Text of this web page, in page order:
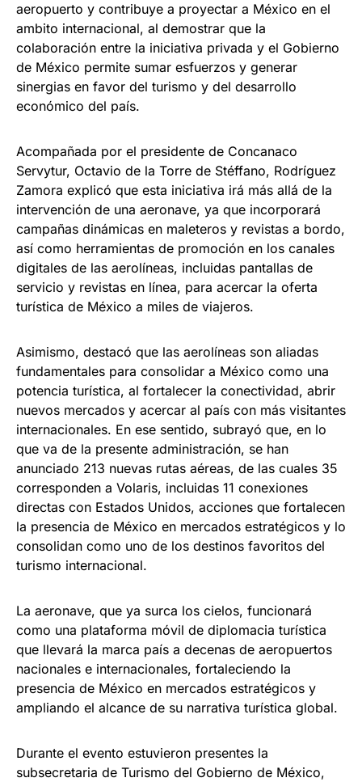
aeropuerto y contribuye a proyectar a México en el
ambito internacional, al demostrar que la
colaboración entre la iniciativa privada y el Gobierno
de México permite sumar esfuerzos y generar
sinergias en favor del turismo y del desarrollo
económico del país.
Acompañada por el presidente de Concanaco
Servytur, Octavio de la Torre de Stéffano, Rodríguez
Zamora explicó que esta iniciativa irá más allá de la
intervención de una aeronave, ya que incorporará
campañas dinámicas en maleteros y revistas a bordo,
así como herramientas de promoción en los canales
digitales de las aerolíneas, incluidas pantallas de
servicio y revistas en línea, para acercar la oferta
turística de México a miles de viajeros.
Asimismo, destacó que las aerolíneas son aliadas
fundamentales para consolidar a México como una
potencia turística, al fortalecer la conectividad, abrir
nuevos mercados y acercar al país con más visitantes
internacionales. En ese sentido, subrayó que, en lo
que va de la presente administración, se han
anunciado 213 nuevas rutas aéreas, de las cuales 35
corresponden a Volaris, incluidas 11 conexiones
directas con Estados Unidos, acciones que fortalecen
la presencia de México en mercados estratégicos y lo
consolidan como uno de los destinos favoritos del
turismo internacional.
La aeronave, que ya surca los cielos, funcionará
como una plataforma móvil de diplomacia turística
que llevará la marca país a decenas de aeropuertos
nacionales e internacionales, fortaleciendo la
presencia de México en mercados estratégicos y
ampliando el alcance de su narrativa turística global.
Durante el evento estuvieron presentes la
subsecretaria de Turismo del Gobierno de México,